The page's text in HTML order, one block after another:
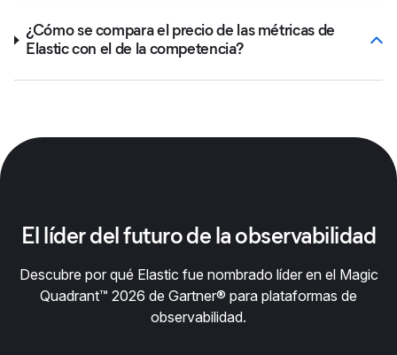
¿Cómo se compara el precio de las métricas de
Elastic con el de la competencia?
El líder del futuro de la observabilidad
Descubre por qué Elastic fue nombrado líder en el Magic
Quadrant™ 2026 de Gartner® para plataformas de
observabilidad.